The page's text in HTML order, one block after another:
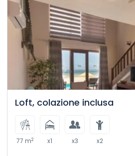
Loft, colazione inclusa
77 m2 x1 x3 x2